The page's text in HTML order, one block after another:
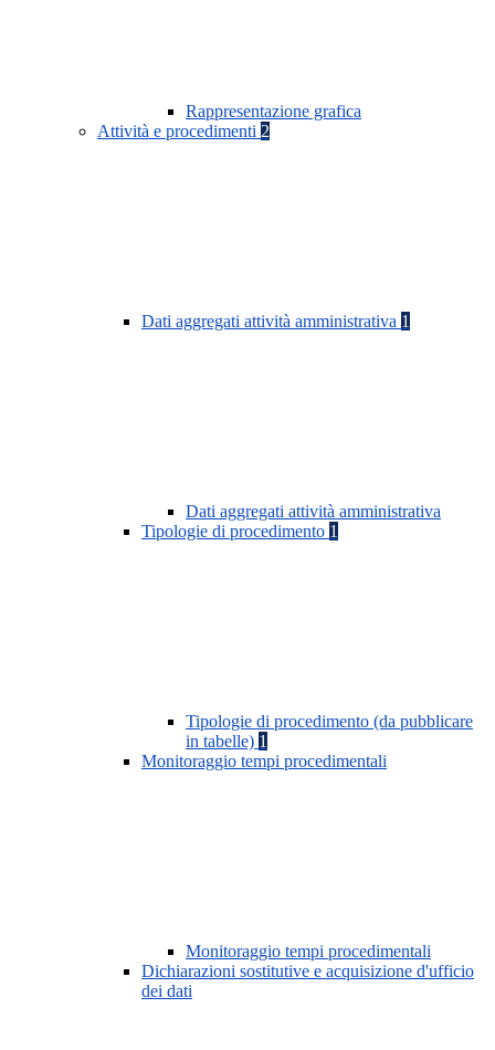
Rappresentazione grafica
Attività e procedimenti 2
Dati aggregati attività amministrativa 1
Dati aggregati attività amministrativa
Tipologie di procedimento 1
Tipologie di procedimento (da pubblicare
in tabelle) 1
Monitoraggio tempi procedimentali
Monitoraggio tempi procedimentali
Dichiarazioni sostitutive e acquisizione d'ufficio
dei dati